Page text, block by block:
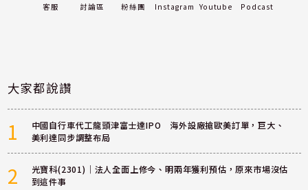
客服 討論區 粉絲團 Instagram Youtube Podcast
大家都說讚
1
中國自行車代工龍頭津富士達IPO 海外設廠搶歐美訂單，巨大、
美利達同步調整布局
2
光寶科(2301)｜法人全面上修今、明兩年獲利預估，原來市場沒估
到這件事